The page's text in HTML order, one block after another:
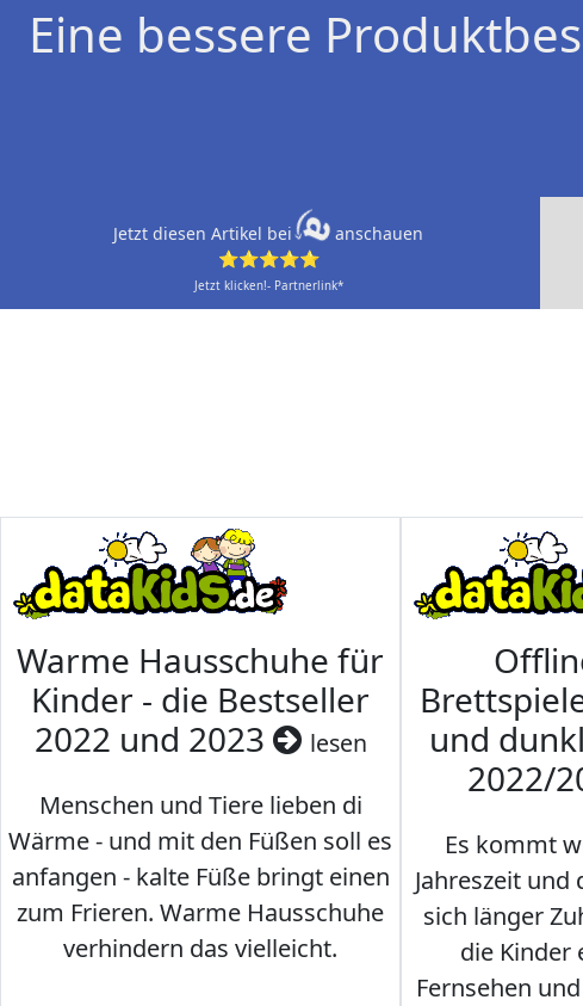
Eine bessere
Jetzt diesen Artikel bei
anschauen
⭐⭐⭐⭐⭐
Jetzt klicken!- Partnerlink*
Warme Hausschuhe für
Kinder - die Bestseller
2022 und 2023
lesen
Menschen und Tiere lieben di
Wärme - und mit den Füßen soll es
anfangen - kalte Füße bringt einen
zum Frieren. Warme Hausschuhe
verhindern das vielleicht.
und
2022/
Es kommt
Jahreszeit und
sich länger
die Kinder
Fernsehen